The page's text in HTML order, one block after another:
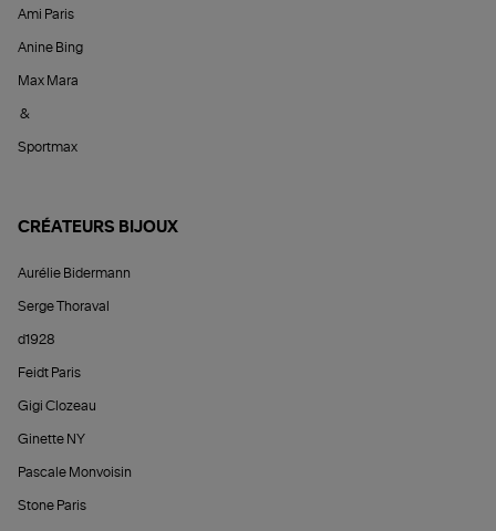
Ami Paris
Anine Bing
Max Mara
&
Sportmax
CRÉATEURS BIJOUX
Aurélie Bidermann
Serge Thoraval
d1928
Feidt Paris
Gigi Clozeau
Ginette NY
Pascale Monvoisin
Stone Paris